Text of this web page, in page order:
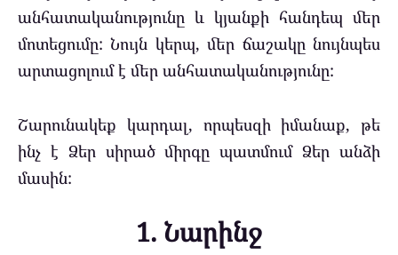
անհատականությունը և կյանքի հանդեպ մեր
մոտեցումը: Նույն կերպ, մեր ճաշակը նույնպես
արտացոլում է մեր անհատականությունը:
Շարունակեք կարդալ, որպեսզի իմանաք, թե
ինչ է Ձեր սիրած միրգը պատմում Ձեր անձի
մասին:
1. Նարինջ